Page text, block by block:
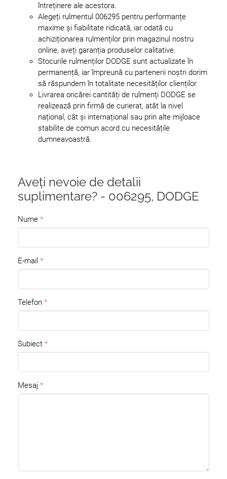
întreținere ale acestora.
Alegeți rulmentul 006295 pentru performanțe
maxime și fiabilitate ridicată, iar odată cu
achiziționarea rulmenților prin magazinul nostru
online, aveți garanția produselor calitative.
Stocurile rulmenților DODGE sunt actualizate în
permanență, iar împreună cu partenerii noștri dorim
să răspundem în totalitate necesităților clienților.
Livrarea oricărei cantități de rulmenți DODGE se
realizează prin firmă de curierat, atât la nivel
național, cât și internațional sau prin alte mijloace
stabilite de comun acord cu necesitățile
dumneavoastră.
Aveți nevoie de detalii
suplimentare? - 006295, DODGE
Nume
E-mail
Telefon
Subiect
Mesaj